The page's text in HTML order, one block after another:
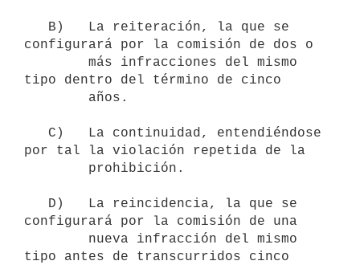
configurará por la comisión de dos o
tipo dentro del término de cinco
por tal la violación repetida de la
configurará por la comisión de una
tipo antes de transcurridos cinco